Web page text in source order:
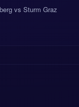
vs Sturm Graz